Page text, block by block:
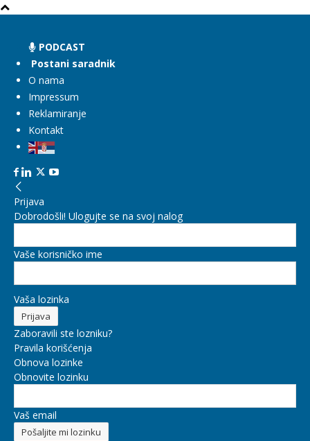
PODCAST
Postani saradnik
O nama
Impressum
Reklamiranje
Kontakt
Prijava
Dobrodošli! Ulogujte se na svoj nalog
Vaše korisničko ime
Vaša lozinka
Zaboravili ste lozniku?
Pravila korišćenja
Obnova lozinke
Obnovite lozinku
Vaš email